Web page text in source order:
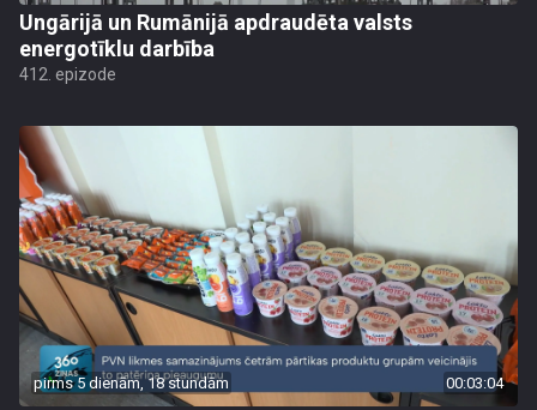
Ungārijā un Rumānijā apdraudēta valsts
energotīklu darbība
412. epizode
pirms 5 dienām, 18 stundām 00:03:04